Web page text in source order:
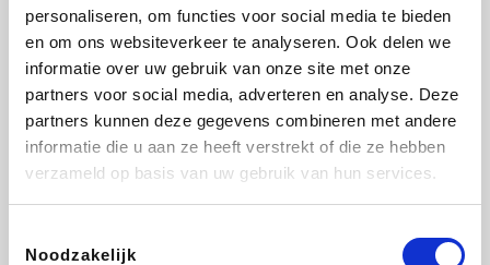
personaliseren, om functies voor social media te bieden
en om ons websiteverkeer te analyseren. Ook delen we
informatie over uw gebruik van onze site met onze
partners voor social media, adverteren en analyse. Deze
partners kunnen deze gegevens combineren met andere
informatie die u aan ze heeft verstrekt of die ze hebben
verzameld op basis van uw gebruik van hun services.
Noodzakelijk
Sarenza Interhome Schiesser Bolt Energie